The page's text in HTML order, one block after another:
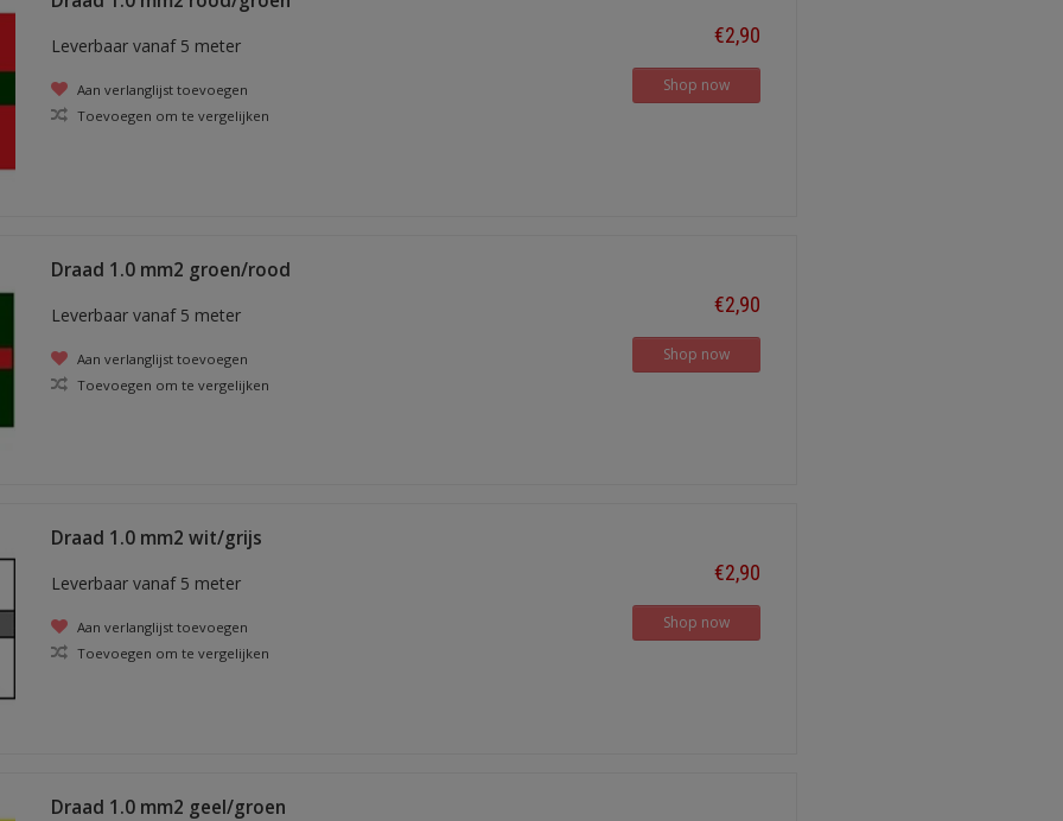
Leverbaar vanaf 5 meter
Aan verlanglijst toevoegen
Toevoegen om te vergelijken
€2,90
Shop now
Draad 1.0 mm2 groen/rood
Leverbaar vanaf 5 meter
Aan verlanglijst toevoegen
Toevoegen om te vergelijken
€2,90
Shop now
Draad 1.0 mm2 wit/grijs
Leverbaar vanaf 5 meter
Aan verlanglijst toevoegen
Toevoegen om te vergelijken
€2,90
Shop now
Draad 1.0 mm2 geel/groen